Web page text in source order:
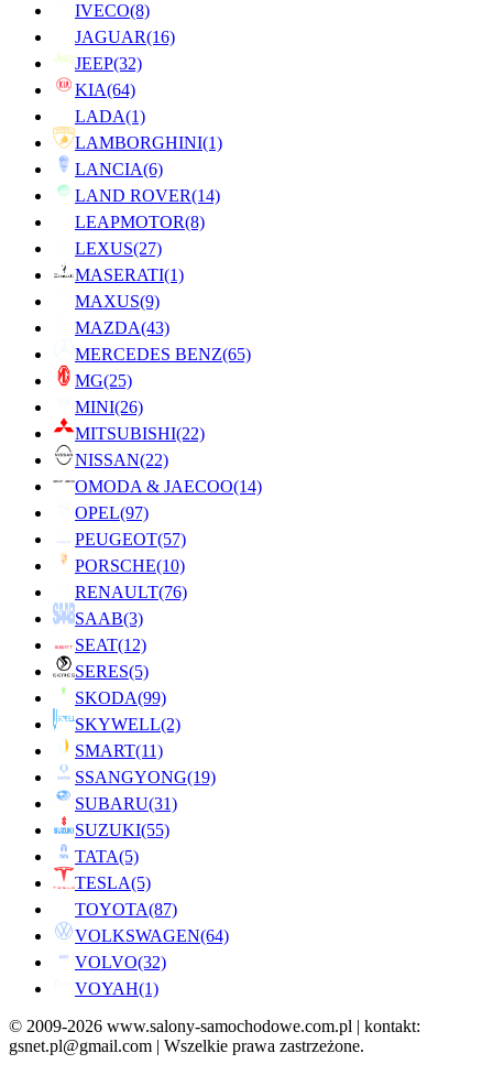
IVECO(8)
JAGUAR(16)
JEEP(32)
KIA(64)
LADA(1)
LAMBORGHINI(1)
LANCIA(6)
LAND ROVER(14)
LEAPMOTOR(8)
LEXUS(27)
MASERATI(1)
MAXUS(9)
MAZDA(43)
MERCEDES BENZ(65)
MG(25)
MINI(26)
MITSUBISHI(22)
NISSAN(22)
OMODA & JAECOO(14)
OPEL(97)
PEUGEOT(57)
PORSCHE(10)
RENAULT(76)
SAAB(3)
SEAT(12)
SERES(5)
SKODA(99)
SKYWELL(2)
SMART(11)
SSANGYONG(19)
SUBARU(31)
SUZUKI(55)
TATA(5)
TESLA(5)
TOYOTA(87)
VOLKSWAGEN(64)
VOLVO(32)
VOYAH(1)
© 2009-2026 www.salony-samochodowe.com.pl | kontakt:
gsnet.pl@gmail.com | Wszelkie prawa zastrzeżone.